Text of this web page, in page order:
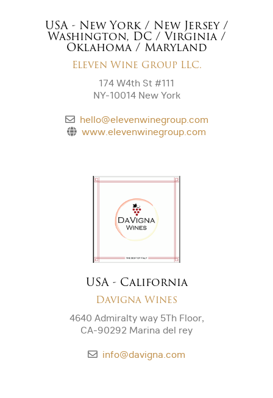
USA - New York / New Jersey /
Washington, DC / Virginia /
Oklahoma / Maryland
Eleven Wine Group LLC.
174 W4th St #111
NY-10014 New York
hello@elevenwinegroup.com
www.elevenwinegroup.com
USA - California
Davigna Wines
4640 Admiralty way 5Th Floor,
CA-90292 Marina del rey
info@davigna.com